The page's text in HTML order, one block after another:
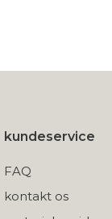
kundeservice
FAQ
kontakt os